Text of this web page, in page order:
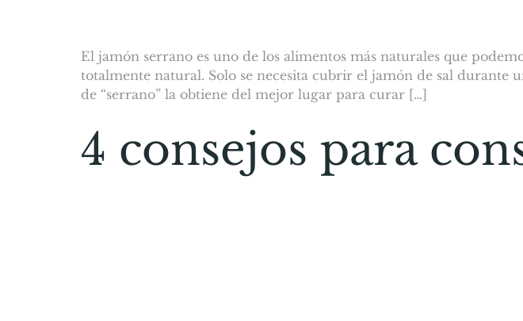
El jamón serrano es uno de los alimentos más naturales que
totalmente natural. Solo se necesita cubrir el jamón de sal
de “serrano” la obtiene del mejor lugar para curar […]
4 consejos para